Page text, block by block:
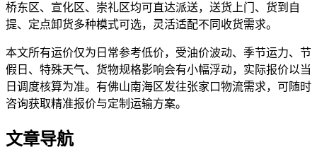
桥东区、宣化区、崇礼区均可直达派送，送货上门、货到自
提、定点卸货多种模式可选，灵活适配不同收货需求。
本文所有运价仅为日常参考低价，受油价波动、季节运力、节
假日、特殊天气、货物规格影响会有小幅浮动，实际报价以当
日调度核算为准。有佛山南海区发往张家口物流需求，可随时
咨询获取精准报价与定制运输方案。
文章导航